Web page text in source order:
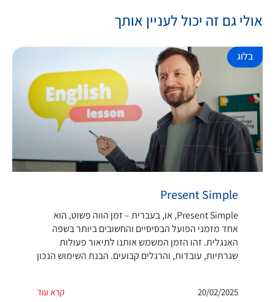
אולי גם זה יכול לעניין אותך
בלוג
Present Simple
Present Simple, או, בעברית – זמן הווה פשוט, הוא
אחד מזמני הפועל הבסיסיים והחשובים ביותר בשפה
האנגלית. זהו הזמן המשמש אותנו לתיאור פעולות
שגרתיות, עובדות, והרגלים קבועים. הבנת השימוש הנכון
קרא עוד 20/02/2025